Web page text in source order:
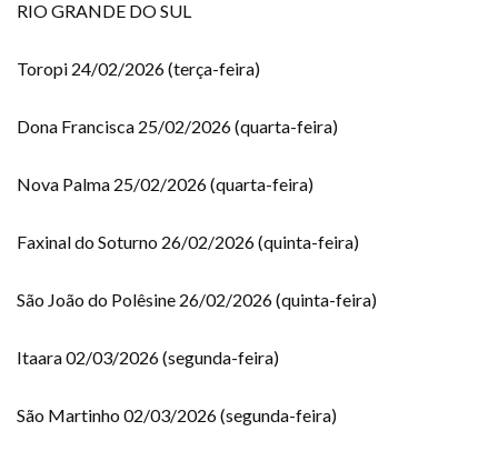
RIO GRANDE DO SUL
Toropi 24/02/2026 (terça-feira)
Dona Francisca 25/02/2026 (quarta-feira)
Nova Palma 25/02/2026 (quarta-feira)
Faxinal do Soturno 26/02/2026 (quinta-feira)
São João do Polêsine 26/02/2026 (quinta-feira)
Itaara 02/03/2026 (segunda-feira)
São Martinho 02/03/2026 (segunda-feira)